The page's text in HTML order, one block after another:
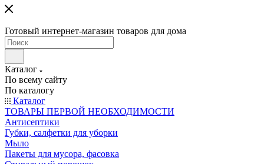
Готовый интернет-магазин товаров для дома
Каталог
По всему сайту
По каталогу
Каталог
ТОВАРЫ ПЕРВОЙ НЕОБХОДИМОСТИ
Антисептики
Губки, салфетки для уборки
Мыло
Пакеты для мусора, фасовка